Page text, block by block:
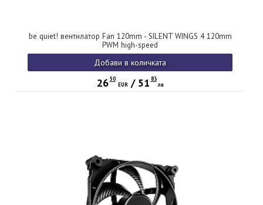
be quiet! вентилатор Fan 120mm - SILENT WINGS 4 120mm
PWM high-speed
Добави в количката
26 50
EUR/ 51 83
лв